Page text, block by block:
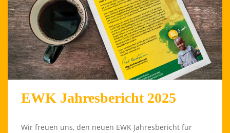
EWK Jahresbericht 2025
Wir freuen uns, den neuen EWK Jahresbericht für